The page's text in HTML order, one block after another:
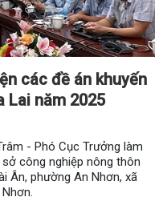
các đề án khuyến
Lai năm 2025
- Phó Cục Trưởng làm
công nghiệp nông thôn
Ân, phường An Nhơn, xã